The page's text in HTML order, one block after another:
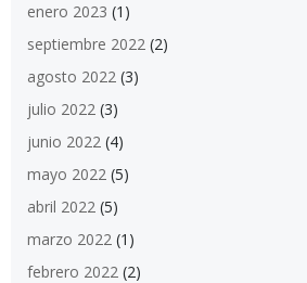
enero 2023 (1)
septiembre 2022 (2)
agosto 2022 (3)
julio 2022 (3)
junio 2022 (4)
mayo 2022 (5)
abril 2022 (5)
marzo 2022 (1)
febrero 2022 (2)